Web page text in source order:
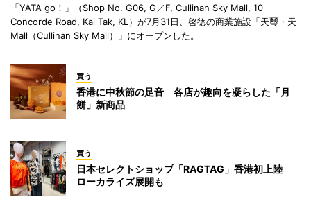
「YATA go！」（Shop No. G06, G／F, Cullinan Sky Mall, 10
Concorde Road, Kai Tak, KL）が7月31日、啓徳の商業施設「天璽・天
Mall（Cullinan Sky Mall）」にオープンした。
買う
香港に中秋節の足音 各店が趣向を凝らした「月
餅」新商品
買う
日本セレクトショップ「RAGTAG」香港初上陸
ローカライズ展開も